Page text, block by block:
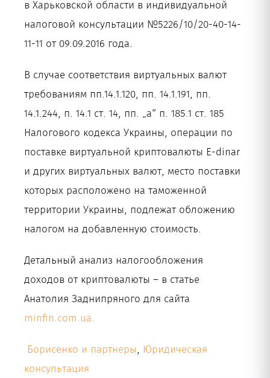
в Харьковской области в индивидуальной
налоговой консультации №5226/10/20-40-14-
11-11 от 09.09.2016 года.
В случае соответствия виртуальных валют
требованиям пп.14.1.120, пп. 14.1.191, пп.
14.1.244, п. 14.1 ст. 14, пп. „а“ п. 185.1 ст. 185
Налогового кодекса Украины, операции по
поставке виртуальной криптовалюты E-dinar
и других виртуальных валют, место поставки
которых расположено на таможенной
территории Украины, подлежат обложению
налогом на добавленную стоимость.
Детальный анализ налогообложения
доходов от криптовалюты – в статье
Анатолия Заднипряного для сайта
minfin.com.ua.
Борисенко и партнеры, Юридическая
консультация